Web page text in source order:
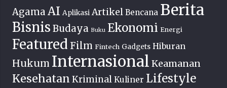
Agama AI Aplikasi Artikel Bencana Berita
Bisnis Budaya Buku Ekonomi Energi
Featured Film Fintech Gadgets Hiburan
Hukum Internasional Keamanan
Kesehatan Kriminal Kuliner Lifestyle